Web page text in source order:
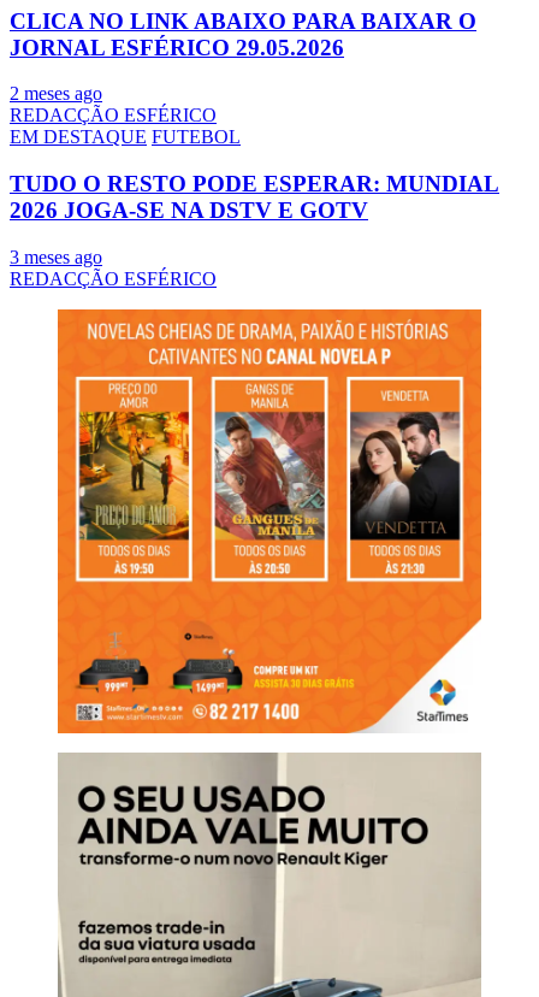
CLICA NO LINK ABAIXO PARA BAIXAR O
JORNAL ESFÉRICO 29.05.2026
2 meses ago
REDACÇÃO ESFÉRICO
EM DESTAQUE FUTEBOL
TUDO O RESTO PODE ESPERAR: MUNDIAL
2026 JOGA-SE NA DSTV E GOTV
3 meses ago
REDACÇÃO ESFÉRICO